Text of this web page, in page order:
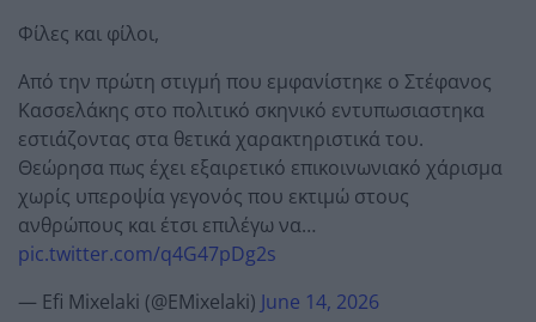
Φίλες και φίλοι,
Από την πρώτη στιγμή που εμφανίστηκε ο Στέφανος
Κασσελάκης στο πολιτικό σκηνικό εντυπωσιαστηκα
εστιάζοντας στα θετικά χαρακτηριστικά του.
Θεώρησα πως έχει εξαιρετικό επικοινωνιακό χάρισμα
χωρίς υπεροψία γεγονός που εκτιμώ στους
ανθρώπους και έτσι επιλέγω να…
pic.twitter.com/q4G47pDg2s
— Efi Mixelaki (@EMixelaki) June 14, 2026